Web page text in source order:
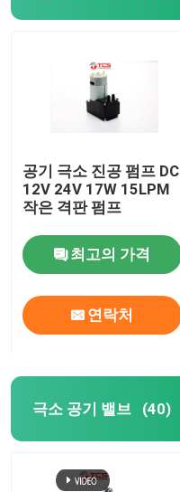
공기 극소 진공 펌프 DC
12V 24V 17W 15LPM
작은 격판 펌프
최고의 가격
연락처
극소 공기 밸브 (40)